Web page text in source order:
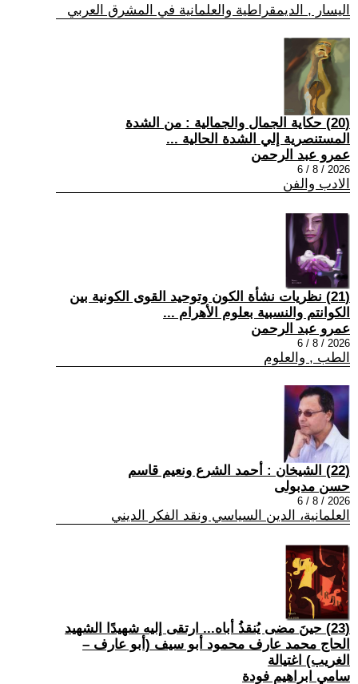
اليسار , الديمقراطية والعلمانية في المشرق العربي
(20) حكاية الجمال والجمالية : من الشدة
المستنصرية إلي الشدة الحالية ...
عمرو عبد الرحمن
2026 / 8 / 6
الادب والفن
(21) نظريات نشأة الكون وتوحيد القوى الكونية بين
الكوانتم والنسبية بعلوم الأهرام ...
عمرو عبد الرحمن
2026 / 8 / 6
الطب , والعلوم
(22) الشيخان : أحمد الشرع ونعيم قاسم
حسن مدبولى
2026 / 8 / 6
العلمانية، الدين السياسي ونقد الفكر الديني
(23) حينَ مضى يُنقذُ أباه... ارتقى إليه شهيدًا الشهيد
الحاج محمد عارف محمود أبو سيف (أبو عارف –
الغريب) اغتيالة
سامي ابراهيم فودة